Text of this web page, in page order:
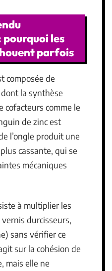
les
parfois
composée de
la synthèse
comme le
de zinc est
l’ongle produit une
cassante, qui se
mécaniques
à multiplier les
durcisseurs,
sans vérifier ce
sur la cohésion de
mais elle ne